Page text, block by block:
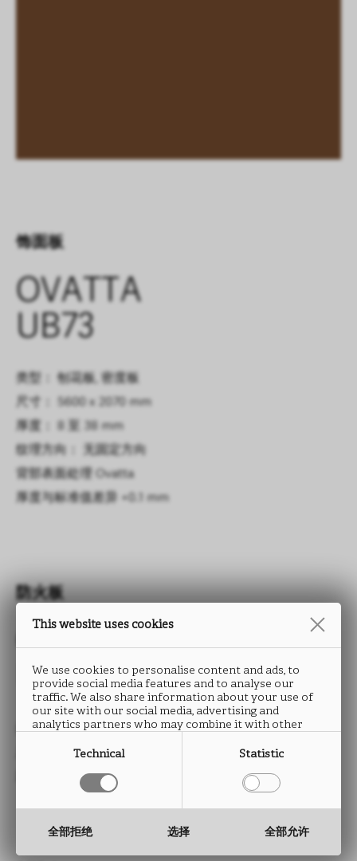
饰面板
OVATTA
UB73
类型： 刨花板, 密度板
尺寸： 5600 x 2070 mm
厚度： 8 至 38 mm
纹理方向： 无固定方向
背部表面处理
Ovatta
厚度与标准值差异
+0.1 mm
防火板
OVATTA
UB73
类型： HPL防火板
尺寸： 2760 x 2040 mm
厚度： 0.9 mm
This website uses cookies
We use cookies to personalise content and ads, to
provide social media features and to analyse our
traffic. We also share information about your use of
our site with our social media, advertising and
analytics partners who may combine it with other
they have collected from your use of their services.
Technical Statistic
全部拒绝 选择 全部允许